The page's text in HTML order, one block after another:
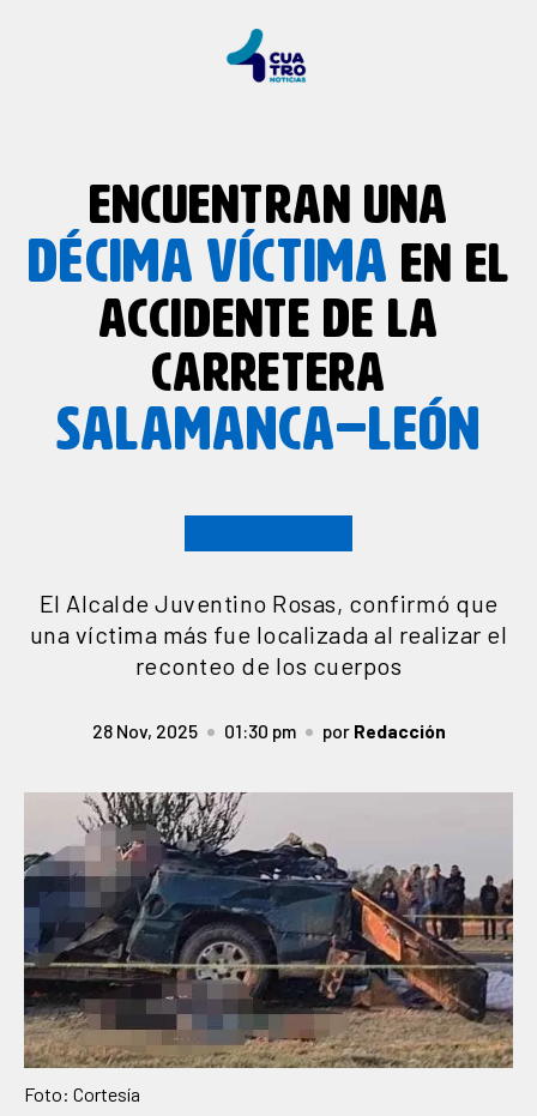
ENCUENTRAN UNA
DÉCIMA VÍCTIMA EN EL
ACCIDENTE DE LA
CARRETERA
SALAMANCA–LEÓN
El Alcalde Juventino Rosas, confirmó que
una víctima más fue localizada al realizar el
reconteo de los cuerpos
28 Nov, 2025 01:30 pm por Redacción
Foto: Cortesía